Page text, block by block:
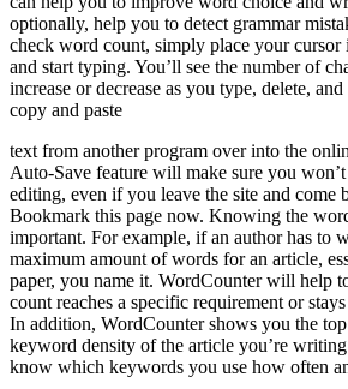
optionally, help you to detect grammar
check word count, simply place your cursor
and start typing. You’ll see the number of
increase or decrease as you type, delete,
copy and paste
text from another program over into the
Auto-Save feature will make sure you
editing, even if you leave the site and come
Bookmark this page now. Knowing the
important. For example, if an author has to
maximum amount of words for an article,
paper, you name it. WordCounter will help
count reaches a specific requirement or
In addition, WordCounter shows you the
keyword density of the article you’re
know which keywords you use how often